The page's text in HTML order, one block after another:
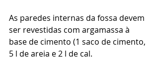
As paredes internas da fossa devem
ser revestidas com argamassa à
base de cimento (1 saco de cimento,
5 l de areia e 2 l de cal.